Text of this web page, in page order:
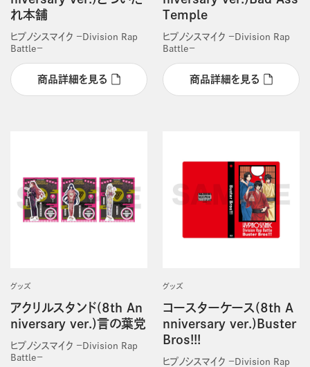
れ本舗
ヒプノシスマイク －Division Rap
Battle－
商品詳細を見る
Temple
ヒプノシスマイク －Division Rap
Battle－
商品詳細を見る
グッズ
アクリルスタンド(8th An
niversary ver.)言の葉党
ヒプノシスマイク －Division Rap
Battle－
グッズ
コースターケース(8th A
nniversary ver.)Buster
Bros!!!
ヒプノシスマイク －Division Rap